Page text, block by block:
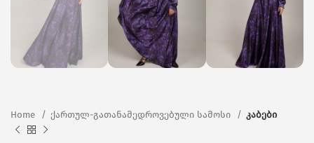
Home ქართულ-გათანამედროვებული სამოსი კაბები